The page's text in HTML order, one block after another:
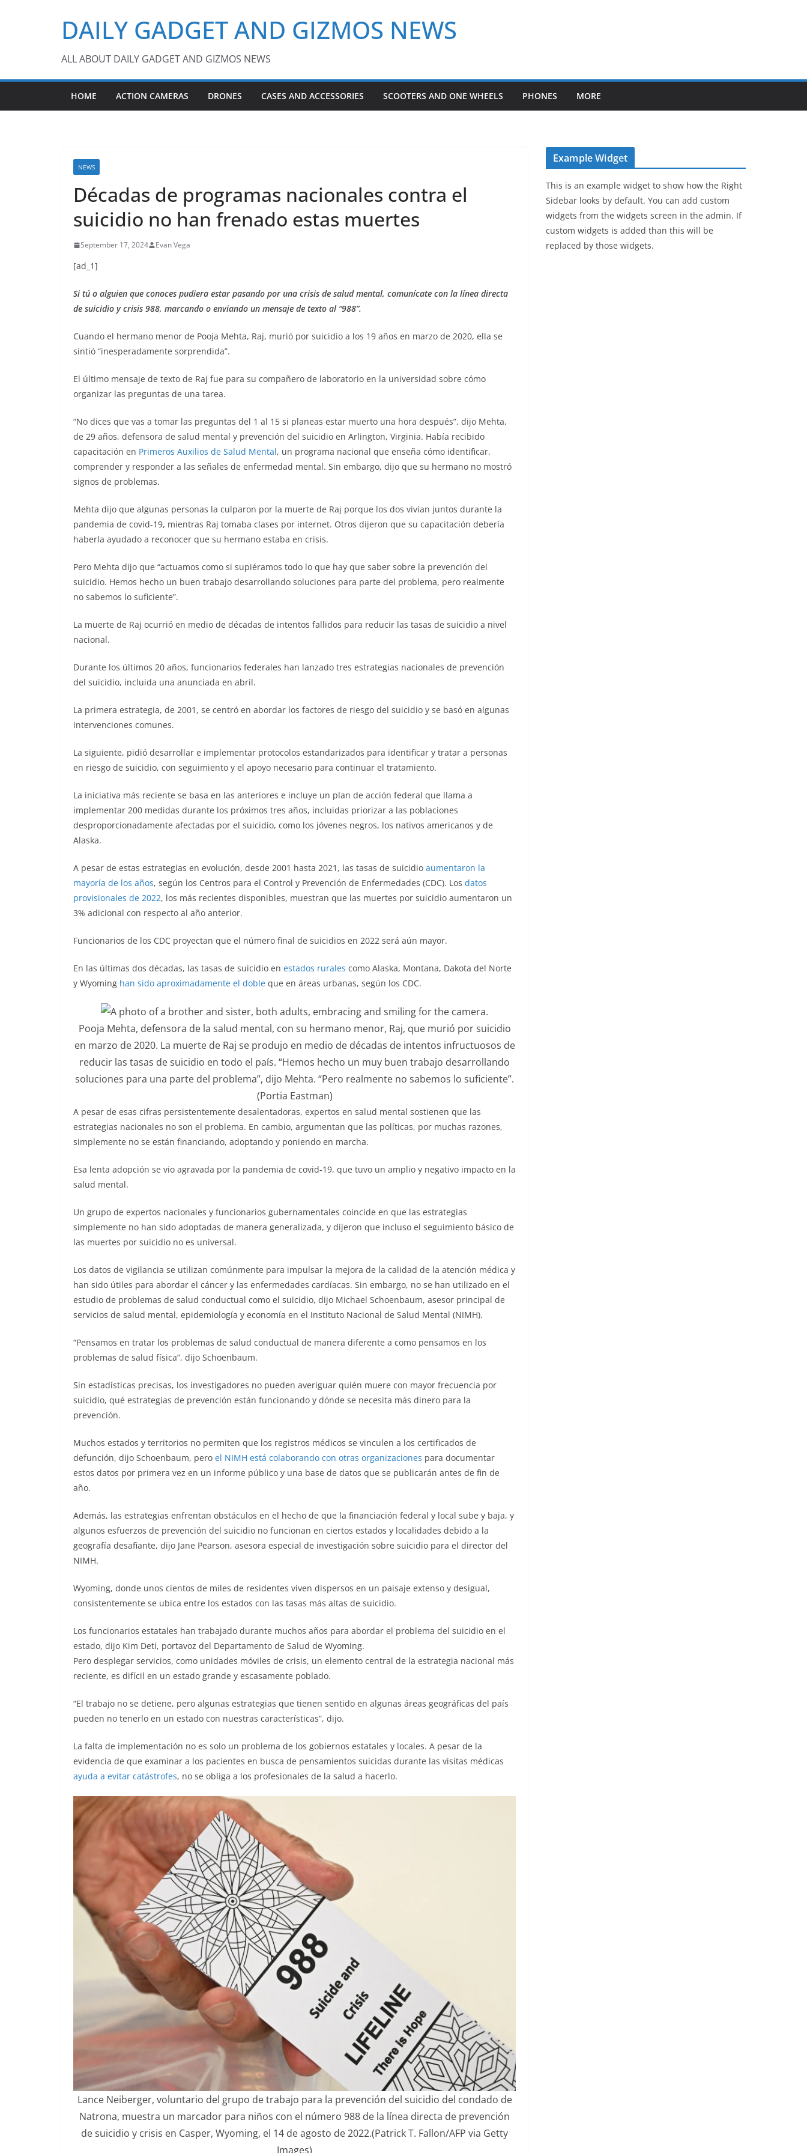
DAILY GADGET AND GIZMOS NEWS
ALL ABOUT DAILY GADGET AND GIZMOS NEWS
HOME ACTION CAMERAS DRONES CASES AND ACCESSORIES SCOOTERS AND ONE WHEELS PHONES MORE
NEWS
Décadas de programas nacionales contra el
suicidio no han frenado estas muertes
September 17, 2024 Evan Vega
[ad_1]
Si tú o alguien que conoces pudiera estar pasando por una crisis de salud mental, comunícate con la línea directa
de suicidio y crisis 988, marcando o enviando un mensaje de texto al “988”.
Cuando el hermano menor de Pooja Mehta, Raj, murió por suicidio a los 19 años en marzo de 2020, ella se
sintió “inesperadamente sorprendida”.
El último mensaje de texto de Raj fue para su compañero de laboratorio en la universidad sobre cómo
organizar las preguntas de una tarea.
“No dices que vas a tomar las preguntas del 1 al 15 si planeas estar muerto una hora después”, dijo Mehta,
de 29 años, defensora de salud mental y prevención del suicidio en Arlington, Virginia. Había recibido
capacitación en Primeros Auxilios de Salud Mental, un programa nacional que enseña cómo identificar,
comprender y responder a las señales de enfermedad mental. Sin embargo, dijo que su hermano no mostró
signos de problemas.
Mehta dijo que algunas personas la culparon por la muerte de Raj porque los dos vivían juntos durante la
pandemia de covid-19, mientras Raj tomaba clases por internet. Otros dijeron que su capacitación debería
haberla ayudado a reconocer que su hermano estaba en crisis.
Pero Mehta dijo que “actuamos como si supiéramos todo lo que hay que saber sobre la prevención del
suicidio. Hemos hecho un buen trabajo desarrollando soluciones para parte del problema, pero realmente
no sabemos lo suficiente”.
La muerte de Raj ocurrió en medio de décadas de intentos fallidos para reducir las tasas de suicidio a nivel
nacional.
Durante los últimos 20 años, funcionarios federales han lanzado tres estrategias nacionales de prevención
del suicidio, incluida una anunciada en abril.
La primera estrategia, de 2001, se centró en abordar los factores de riesgo del suicidio y se basó en algunas
intervenciones comunes.
La siguiente, pidió desarrollar e implementar protocolos estandarizados para identificar y tratar a personas
en riesgo de suicidio, con seguimiento y el apoyo necesario para continuar el tratamiento.
La iniciativa más reciente se basa en las anteriores e incluye un plan de acción federal que llama a
implementar 200 medidas durante los próximos tres años, incluidas priorizar a las poblaciones
desproporcionadamente afectadas por el suicidio, como los jóvenes negros, los nativos americanos y de
Alaska.
A pesar de estas estrategias en evolución, desde 2001 hasta 2021, las tasas de suicidio aumentaron la
mayoría de los años, según los Centros para el Control y Prevención de Enfermedades (CDC). Los datos
provisionales de 2022, los más recientes disponibles, muestran que las muertes por suicidio aumentaron un
3% adicional con respecto al año anterior.
Funcionarios de los CDC proyectan que el número final de suicidios en 2022 será aún mayor.
En las últimas dos décadas, las tasas de suicidio en estados rurales como Alaska, Montana, Dakota del Norte
y Wyoming han sido aproximadamente el doble que en áreas urbanas, según los CDC.
Pooja Mehta, defensora de la salud mental, con su hermano menor, Raj, que murió por suicidio
en marzo de 2020. La muerte de Raj se produjo en medio de décadas de intentos infructuosos de
reducir las tasas de suicidio en todo el país. “Hemos hecho un muy buen trabajo desarrollando
soluciones para una parte del problema”, dijo Mehta. “Pero realmente no sabemos lo suficiente”.
(Portia Eastman)
A pesar de esas cifras persistentemente desalentadoras, expertos en salud mental sostienen que las
estrategias nacionales no son el problema. En cambio, argumentan que las políticas, por muchas razones,
simplemente no se están financiando, adoptando y poniendo en marcha.
Esa lenta adopción se vio agravada por la pandemia de covid-19, que tuvo un amplio y negativo impacto en la
salud mental.
Un grupo de expertos nacionales y funcionarios gubernamentales coincide en que las estrategias
simplemente no han sido adoptadas de manera generalizada, y dijeron que incluso el seguimiento básico de
las muertes por suicidio no es universal.
Los datos de vigilancia se utilizan comúnmente para impulsar la mejora de la calidad de la atención médica y
han sido útiles para abordar el cáncer y las enfermedades cardíacas. Sin embargo, no se han utilizado en el
estudio de problemas de salud conductual como el suicidio, dijo Michael Schoenbaum, asesor principal de
servicios de salud mental, epidemiología y economía en el Instituto Nacional de Salud Mental (NIMH).
“Pensamos en tratar los problemas de salud conductual de manera diferente a como pensamos en los
problemas de salud física”, dijo Schoenbaum.
Sin estadísticas precisas, los investigadores no pueden averiguar quién muere con mayor frecuencia por
suicidio, qué estrategias de prevención están funcionando y dónde se necesita más dinero para la
prevención.
Muchos estados y territorios no permiten que los registros médicos se vinculen a los certificados de
defunción, dijo Schoenbaum, pero el NIMH está colaborando con otras organizaciones para documentar
estos datos por primera vez en un informe público y una base de datos que se publicarán antes de fin de
año.
Además, las estrategias enfrentan obstáculos en el hecho de que la financiación federal y local sube y baja, y
algunos esfuerzos de prevención del suicidio no funcionan en ciertos estados y localidades debido a la
geografía desafiante, dijo Jane Pearson, asesora especial de investigación sobre suicidio para el director del
NIMH.
Wyoming, donde unos cientos de miles de residentes viven dispersos en un paisaje extenso y desigual,
consistentemente se ubica entre los estados con las tasas más altas de suicidio.
Los funcionarios estatales han trabajado durante muchos años para abordar el problema del suicidio en el
estado, dijo Kim Deti, portavoz del Departamento de Salud de Wyoming.
Pero desplegar servicios, como unidades móviles de crisis, un elemento central de la estrategia nacional más
reciente, es difícil en un estado grande y escasamente poblado.
“El trabajo no se detiene, pero algunas estrategias que tienen sentido en algunas áreas geográficas del país
pueden no tenerlo en un estado con nuestras características”, dijo.
La falta de implementación no es solo un problema de los gobiernos estatales y locales. A pesar de la
evidencia de que examinar a los pacientes en busca de pensamientos suicidas durante las visitas médicas
ayuda a evitar catástrofes, no se obliga a los profesionales de la salud a hacerlo.
Lance Neiberger, voluntario del grupo de trabajo para la prevención del suicidio del condado de
Natrona, muestra un marcador para niños con el número 988 de la línea directa de prevención
de suicidio y crisis en Casper, Wyoming, el 14 de agosto de 2022.(Patrick T. Fallon/AFP via Getty
Images)
Example Widget
This is an example widget to show how the Right
Sidebar looks by default. You can add custom
widgets from the widgets screen in the admin. If
custom widgets is added than this will be
replaced by those widgets.